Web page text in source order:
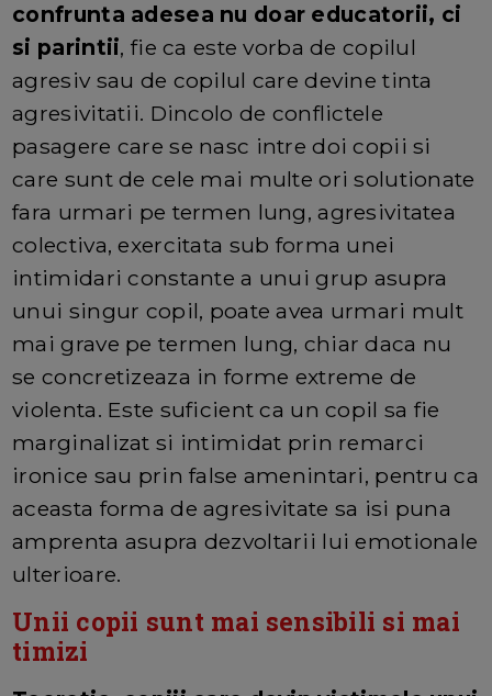
confrunta adesea nu doar educatorii, ci
si parintii, fie ca este vorba de copilul
agresiv sau de copilul care devine tinta
agresivitatii. Dincolo de conflictele
pasagere care se nasc intre doi copii si
care sunt de cele mai multe ori solutionate
fara urmari pe termen lung, agresivitatea
colectiva, exercitata sub forma unei
intimidari constante a unui grup asupra
unui singur copil, poate avea urmari mult
mai grave pe termen lung, chiar daca nu
se concretizeaza in forme extreme de
violenta. Este suficient ca un copil sa fie
marginalizat si intimidat prin remarci
ironice sau prin false amenintari, pentru ca
aceasta forma de agresivitate sa isi puna
amprenta asupra dezvoltarii lui emotionale
ulterioare.
Unii copii sunt mai sensibili si mai
timizi